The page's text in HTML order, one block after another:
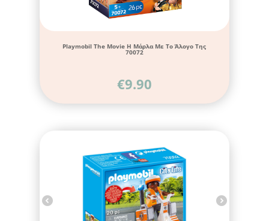
Playmobil The Movie H Mάρλα Με Το Άλογο Της
70072
€9.90